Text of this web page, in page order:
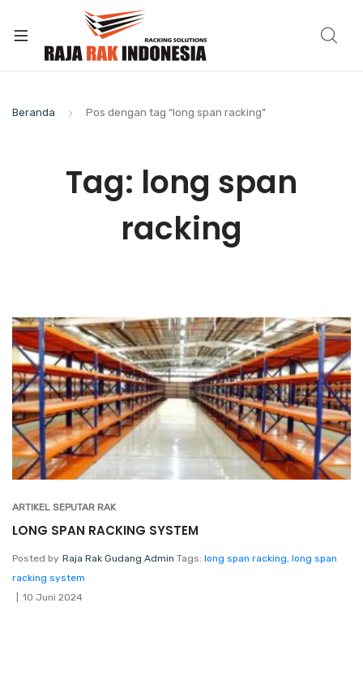
Beranda Pos dengan tag “long span racking”
Tag: long span
racking
ARTIKEL SEPUTAR RAK
LONG SPAN RACKING SYSTEM
Posted by Raja Rak Gudang Admin Tags: long span racking, long span
racking system
10 Juni 2024